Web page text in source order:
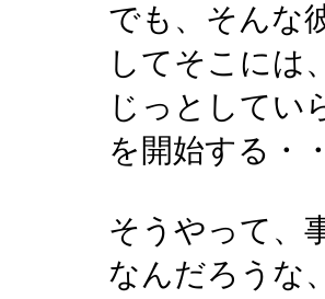
でも、そんな
してそこには
じっとしてい
を開始する・
そうやって、
なんだろうな